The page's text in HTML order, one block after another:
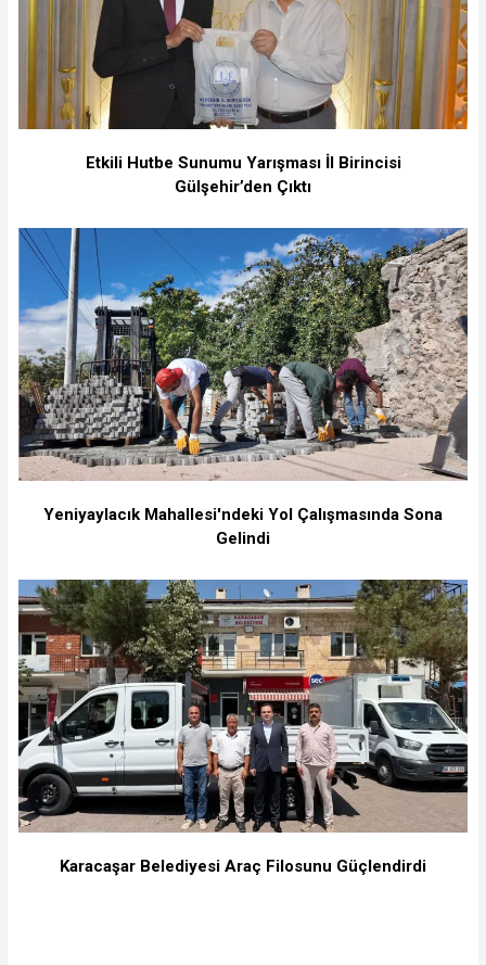
Etkili Hutbe Sunumu Yarışması İl Birincisi
Gülşehir’den Çıktı
Yeniyaylacık Mahallesi'ndeki Yol Çalışmasında Sona
Gelindi
Karacaşar Belediyesi Araç Filosunu Güçlendirdi